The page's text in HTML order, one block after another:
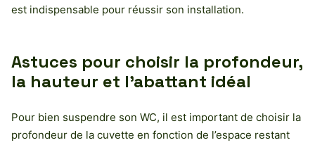
est indispensable pour réussir son installation.
Astuces pour choisir la profondeur,
la hauteur et l’abattant idéal
Pour bien suspendre son WC, il est important de choisir la
profondeur de la cuvette en fonction de l’espace restant